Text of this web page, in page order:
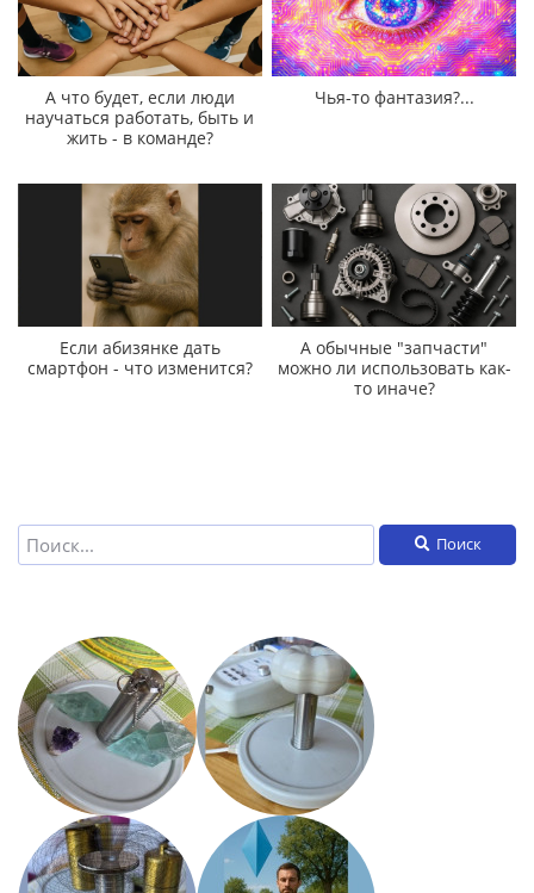
А что будет, если люди
научаться работать, быть и
жить - в команде?
Чья-то фантазия?...
Если абизянке дать
смартфон - что изменится?
А обычные "запчасти"
можно ли использовать как-
то иначе?
Поиск